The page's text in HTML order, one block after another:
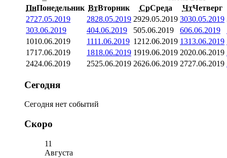
ПнПонедельник ВтВторник СрСреда ЧтЧетверг
2727.05.2019 2828.05.2019 2929.05.2019 3030.05.2019
303.06.2019 404.06.2019 505.06.2019 606.06.2019
1010.06.2019 1111.06.2019 1212.06.2019 1313.06.2019
1717.06.2019 1818.06.2019 1919.06.2019 2020.06.2019
2424.06.2019 2525.06.2019 2626.06.2019 2727.06.2019
Сегодня
Сегодня нет событий
Скоро
11
Августа